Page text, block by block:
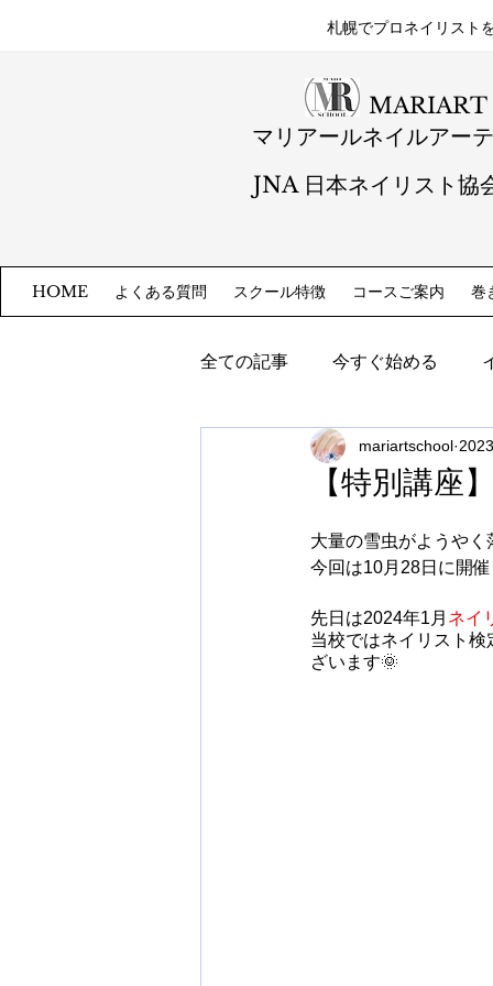
札幌​でプロネイリスト
MARIART
マリアールネイルアー
JNA 日本ネイリスト協
HOME よくある質問 スクール特徴 コースご案内 巻
全ての記事 今すぐ始める
【特別講
mariartschool
大量の雪虫がようや
今回は10月28日に開
先日は2024年1月 ネイ
当校ではネイリスト
ざいます🌞